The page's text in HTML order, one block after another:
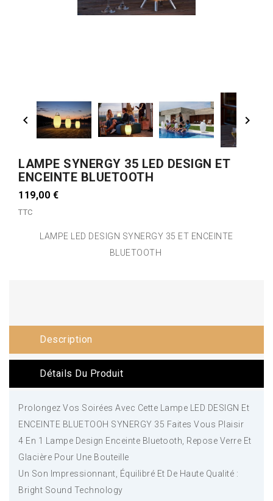
 
LAMPE SYNERGY 35 LED DESIGN ET
ENCEINTE BLUETOOTH
119,00 €
TTC
LAMPE LED DESIGN SYNERGY 35 ET ENCEINTE
BLUETOOTH
Description
Détails Du Produit
Prolongez Vos Soirées Avec Cette Lampe LED DESIGN Et
ENCEINTE BLUETOOH SYNERGY 35 Faites Vous Plaisir
4 En 1 Lampe Design Enceinte Bluetooth, Repose Verre Et
Glacière Pour Une Bouteille
Un Son Impressionnant, Équilibré Et De Haute Qualité :
Bright Sound Technology